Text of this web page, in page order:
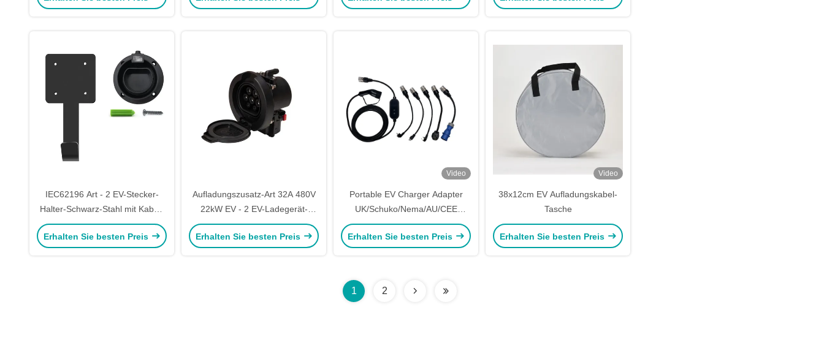
IEC62196 Art - 2 EV-Stecker-
Halter-Schwarz-Stahl mit Kabel-
Management
Erhalten Sie besten Preis
Aufladungszusatz-Art 32A 480V
22kW EV - 2 EV-Ladegerät-
Sockel für Ladestation
Erhalten Sie besten Preis
Video
Portable EV Charger Adapter
UK/Schuko/Nema/AU/CEE
Stecker
Erhalten Sie besten Preis
Video
38x12cm EV Aufladungskabel-
Tasche
Erhalten Sie besten Preis
1 2